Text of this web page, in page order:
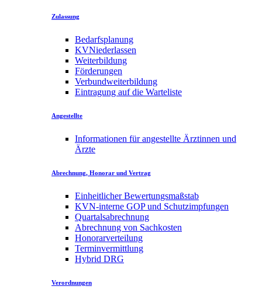
Zulassung
Bedarfsplanung
KVNiederlassen
Weiterbildung
Förderungen
Verbundweiterbildung
Eintragung auf die Warteliste
Angestellte
Informationen für angestellte Ärztinnen und
Ärzte
Abrechnung, Honorar und Vertrag
Einheitlicher Bewertungsmaßstab
KVN-interne GOP und Schutzimpfungen
Quartalsabrechnung
Abrechnung von Sachkosten
Honorarverteilung
Terminvermittlung
Hybrid DRG
Verordnungen